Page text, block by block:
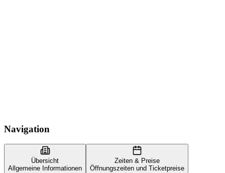
Navigation
Übersicht
Allgemeine Informationen
Zeiten & Preise
Öffnungszeiten und Ticketpreise